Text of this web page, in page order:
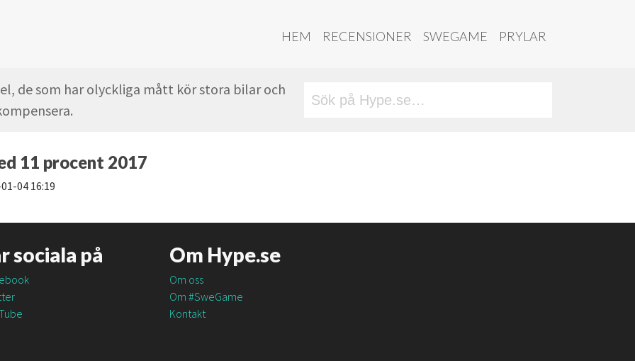
HEM RECENSIONER SWEGAME PRYLAR
de som har olyckliga mått kör stora bilar och
11 procent 2017
04 16:19
sociala på Om Hype.se
Om oss
Om #SweGame
Kontakt